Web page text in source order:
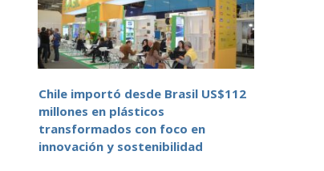
Chile importó desde Brasil US$112
millones en plásticos
transformados con foco en
innovación y sostenibilidad